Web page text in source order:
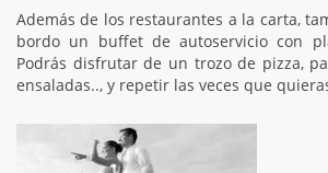
Además de los restaurantes a la carta,
bordo un buffet de autoservicio con
Podrás disfrutar de un trozo de pizza,
ensaladas.., y repetir las veces que